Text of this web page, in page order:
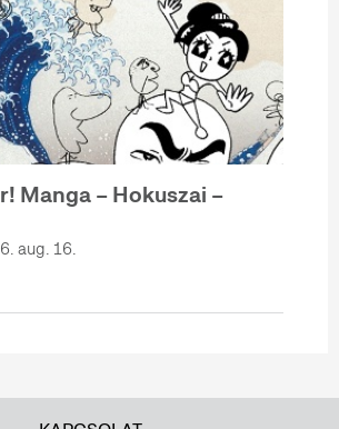
Manga – Hokuszai –
aug. 16.